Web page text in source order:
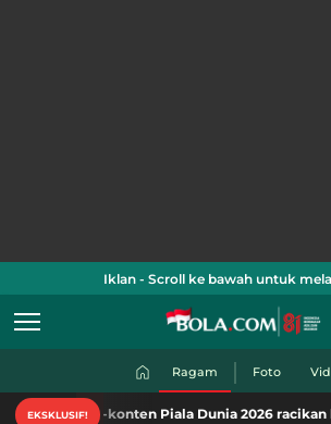
Iklan - Scroll ke bawah untuk
Ragam Foto
EKSKLUSIF!
konten Piala Dunia 2026 racikan khas